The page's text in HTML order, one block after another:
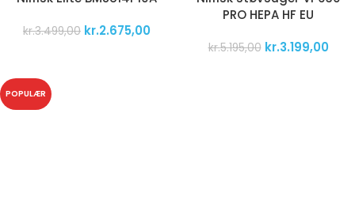
kr.3.499,00 kr.2.675,00
PRO HEPA HF EU
kr.5.195,00 kr.3.199,00
POPULÆR